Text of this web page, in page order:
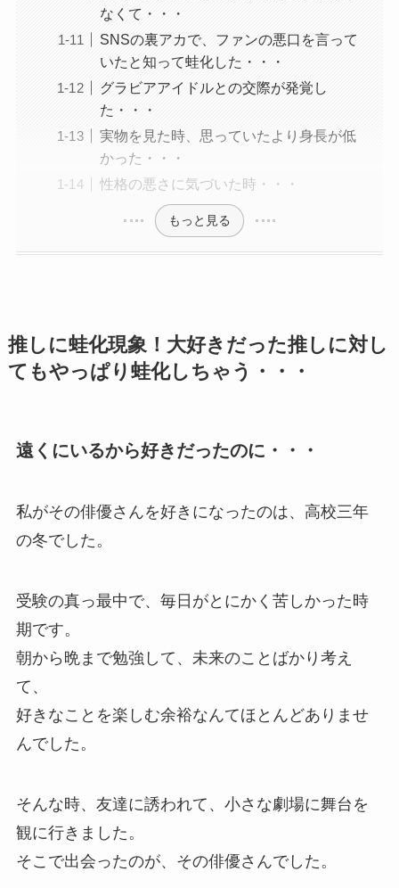
なくて・・・
SNSの裏アカで、ファンの悪口を言って
いたと知って蛙化した・・・
グラビアアイドルとの交際が発覚し
た・・・
実物を見た時、思っていたより身長が低
かった・・・
性格の悪さに気づいた時・・・
もっと見る
推しに蛙化現象！大好きだった推しに対し
てもやっぱり蛙化しちゃう・・・
遠くにいるから好きだったのに・・・
私がその俳優さんを好きになったのは、高校三年
の冬でした。
受験の真っ最中で、毎日がとにかく苦しかった時
期です。
朝から晩まで勉強して、未来のことばかり考え
て、
好きなことを楽しむ余裕なんてほとんどありませ
んでした。
そんな時、友達に誘われて、小さな劇場に舞台を
観に行きました。
そこで出会ったのが、その俳優さんでした。